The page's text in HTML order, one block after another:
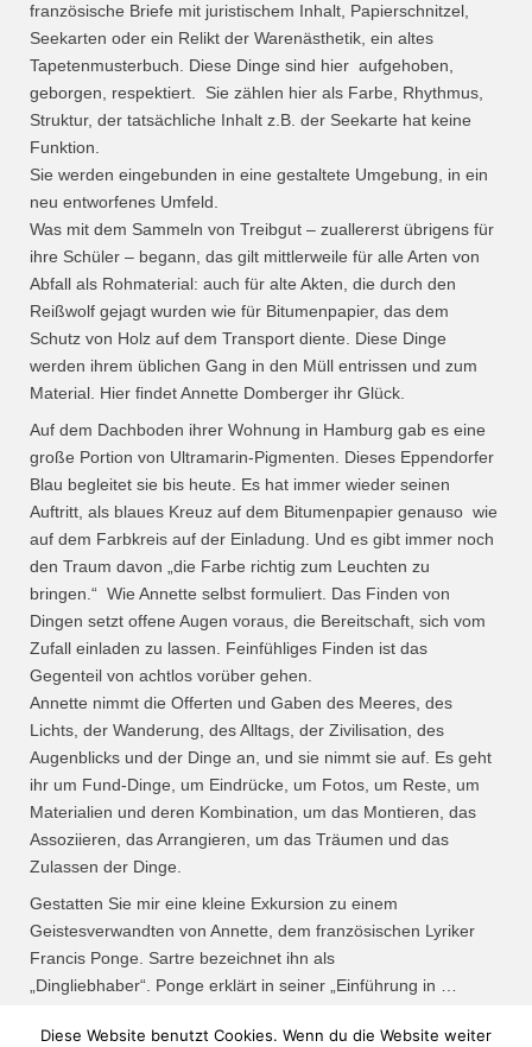
französische Briefe mit juristischem Inhalt, Papierschnitzel,
Seekarten oder ein Relikt der Warenästhetik, ein altes
Tapetenmusterbuch. Diese Dinge sind hier aufgehoben,
geborgen, respektiert.
Sie zählen hier als Farbe, Rhythmus,
Struktur, der tatsächliche Inhalt z.B. der Seekarte hat keine
Funktion.
Sie werden eingebunden in eine gestaltete Umgebung, in ein
neu entworfenes Umfeld.
Was mit dem Sammeln von Treibgut – zuallererst übrigens für
ihre Schüler – begann, das gilt mittlerweile für alle Arten von
Abfall als Rohmaterial: auch für alte Akten, die durch den
Reißwolf gejagt wurden wie für Bitumenpapier, das dem
Schutz von Holz auf dem Transport diente. Diese Dinge
werden ihrem üblichen Gang in den Müll entrissen und zum
Material. Hier findet Annette Domberger ihr Glück.
Auf dem Dachboden ihrer Wohnung in Hamburg gab es eine
große Portion von Ultramarin-Pigmenten. Dieses Eppendorfer
Blau begleitet sie bis heute. Es hat immer wieder seinen
Auftritt, als blaues Kreuz auf dem Bitumenpapier genauso wie
auf dem Farbkreis auf der Einladung. Und es gibt immer noch
den Traum davon „die Farbe richtig zum Leuchten zu
bringen.“ Wie Annette selbst formuliert. Das Finden von
Dingen setzt offene Augen voraus, die Bereitschaft, sich vom
Zufall einladen zu lassen. Feinfühliges Finden ist das
Gegenteil von achtlos vorüber gehen.
Annette nimmt die Offerten und Gaben des Meeres, des
Lichts, der Wanderung, des Alltags, der Zivilisation, des
Augenblicks und der Dinge an, und sie nimmt sie auf. Es geht
ihr um Fund-Dinge, um Eindrücke, um Fotos, um Reste, um
Materialien und deren Kombination, um das Montieren, das
Assoziieren, das Arrangieren, um das Träumen und das
Zulassen der Dinge.
Gestatten Sie mir eine kleine Exkursion zu einem
Geistesverwandten von Annette, dem französischen Lyriker
Francis Ponge. Sartre bezeichnet ihn als
„Dingliebhaber“. Ponge erklärt in seiner „Einführung in
Diese Website benutzt Cookies. Wenn du die Website weiter